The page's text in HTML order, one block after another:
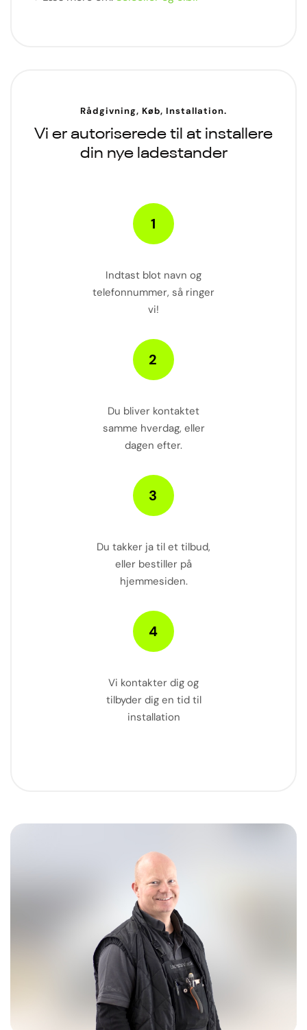
Rådgivning, Køb, Installation.
Vi er autoriserede til at installere
din nye ladestander
Indtast blot navn og
telefonnummer, så ringer
vi!
Du bliver kontaktet
samme hverdag, eller
dagen efter.
Du takker ja til et tilbud,
eller bestiller på
hjemmesiden.
Vi kontakter dig og
tilbyder dig en tid til
installation